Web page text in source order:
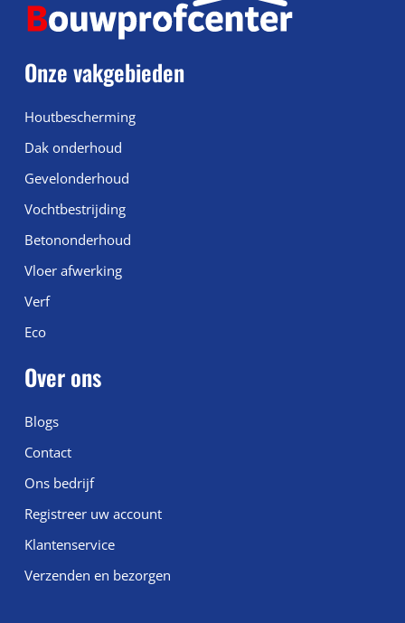
Onze vakgebieden
Houtbescherming
Dak onderhoud
Gevelonderhoud
Vochtbestrijding
Betononderhoud
Vloer afwerking
Verf
Eco
Over ons
Blogs
Contact
Ons bedrijf
Registreer uw account
Klantenservice
Verzenden en bezorgen